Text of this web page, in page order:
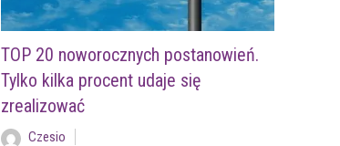
TOP 20 noworocznych postanowień.
Tylko kilka procent udaje się
zrealizować
Czesio